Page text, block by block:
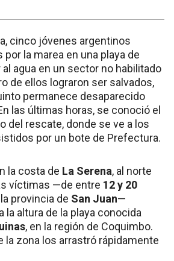
cinco jóvenes argentinos
la marea en una playa de
agua en un sector no habilitado
de ellos lograron ser salvados,
permanece desaparecido
las últimas horas, se conoció el
del rescate, donde se ve a los
por un bote de Prefectura.
la costa de La Serena, al norte
víctimas —de entre 12 y 20
provincia de San Juan—
la altura de la playa conocida
, en la región de Coquimbo.
la zona los arrastró rápidamente